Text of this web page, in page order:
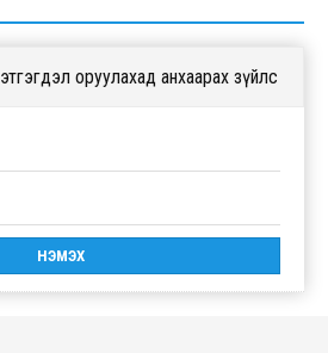
оруулахад анхаарах зүйлс